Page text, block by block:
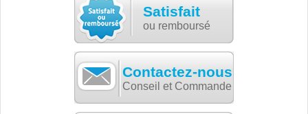
Satisfait
ou remboursé
Contactez-nous
Conseil et Commande